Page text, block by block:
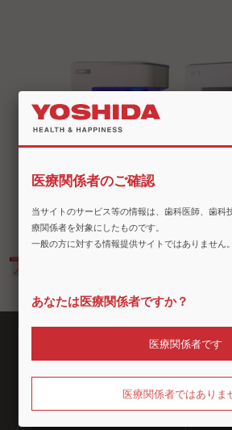
グループ企業
商品情
お客様
遠隔
医療関係者のご確認
当サイトのサービス等の情報は、歯科医師、歯科
療関係者を対象にしたものです。
一般の方に対する情報提供サイトではありません。
あなたは医療関係者ですか？
医療関係者です
医療関係者ではありま